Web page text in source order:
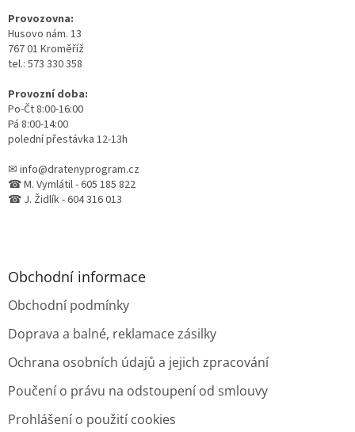
Provozovna:
Husovo nám. 13
767 01 Kroměříž
tel.: 573 330 358
Provozní doba:
Po-Čt 8:00-16:00
Pá 8:00-14:00
polední přestávka 12-13h
✉ info@dratenyprogram.cz
☎ M. Vymlátil - 605 185 822
☎ J. Židlík - 604 316 013
Obchodní informace
Obchodní podmínky
Doprava a balné, reklamace zásilky
Ochrana osobních údajů a jejich zpracování
Poučení o právu na odstoupení od smlouvy
Prohlášení o použití cookies